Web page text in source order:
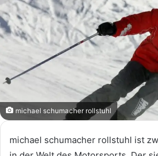
michael schumacher rollstuhl
michael schumacher rollstuhl ist